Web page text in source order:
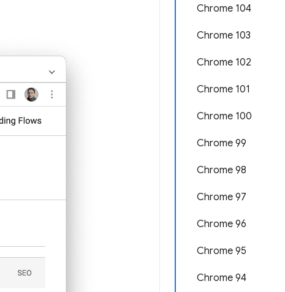
Chrome 104
Chrome 103
Chrome 102
Chrome 101
Chrome 100
Chrome 99
Chrome 98
Chrome 97
Chrome 96
Chrome 95
Chrome 94